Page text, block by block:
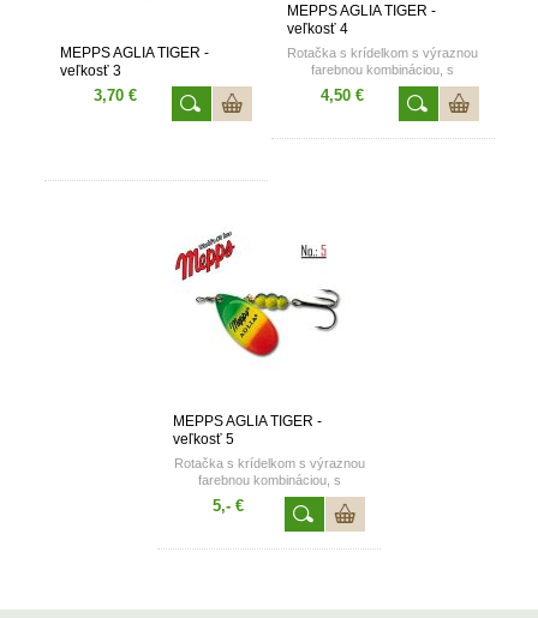
MEPPS AGLIA TIGER -
veľkosť 3
3,70 €
MEPPS AGLIA TIGER -
veľkosť 4
Rotačka s krídelkom s výraznou
farebnou kombináciou, s
použitím mikropigmentov
reflexnej farby, spoľahlivá
rotácia. Veľkosť 4 - 9g.
4,50 €
MEPPS AGLIA TIGER -
veľkosť 5
Rotačka s krídelkom s výraznou
farebnou kombináciou, s
použitím mikropigmentov
reflexnej farby, spoľahlivá
rotácia. Veľkosť 5 - 13g.
5,- €